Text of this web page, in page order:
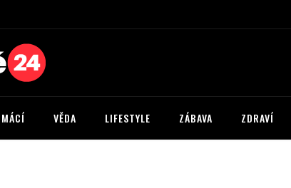
VĚDA LIFESTYLE ZÁBAVA ZDRAVÍ